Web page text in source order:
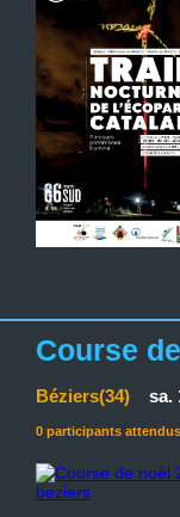
Course
Béziers(34) sa.
0 participants attendus